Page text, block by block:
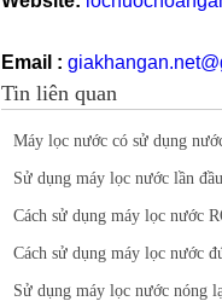
Email :
Tin liên quan
Máy lọc nước có sử dụng
Sử dụng máy lọc nước lần
Cách sử dụng máy lọc nước
Cách sử dụng máy lọc nước
Sử dụng máy lọc nước nóng